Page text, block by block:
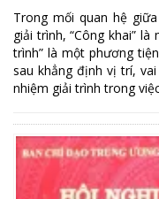
Trong mối quan hệ
giải trình, “Công khai”
trình” là một phương
sau khẳng định vị trí,
nhiệm giải trình trong